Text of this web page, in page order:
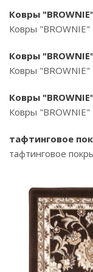
Ковры
Ковры
Ковры
Ковры
Ковры
Ковры
тафтинговое
тафтинговое